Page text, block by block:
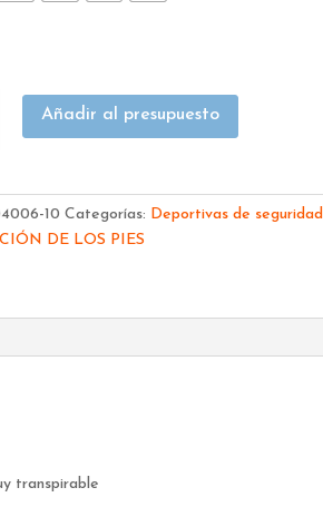
Añadir al presupuesto
10 Categorías: Deportivas de seguridad
DE LOS PIES
transpirable